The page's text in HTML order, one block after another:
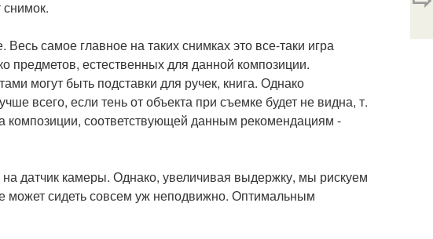
снимок.
самое главное на таких снимках это все-таки игра
предметов, естественных для данной композиции.
могут быть подставки для ручек, книга. Однако
всего, если тень от объекта при съемке будет не видна, т.
композиции, соответствующей данным рекомендациям -
датчик камеры. Однако, увеличивая выдержку, мы рискуем
может сидеть совсем уж неподвижно. Оптимальным